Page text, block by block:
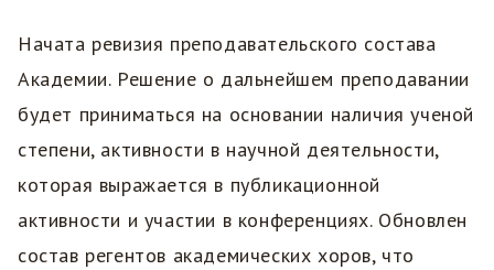
Начата ревизия преподавательского состава
Академии. Решение о дальнейшем преподавании
будет приниматься на основании наличия ученой
степени, активности в научной деятельности,
которая выражается в публикационной
активности и участии в конференциях. Обновлен
состав регентов академических хоров, что